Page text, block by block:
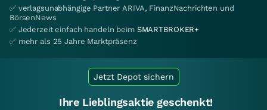
✅ verlagsunabhängige Partner ARIVA, FinanzNachrichten und
BörsenNews
✅ Jederzeit einfach handeln beim SMARTBROKER+
✅ mehr als 25 Jahre Marktpräsenz
Jetzt Depot sichern
Ihre Lieblingsaktie geschenkt!